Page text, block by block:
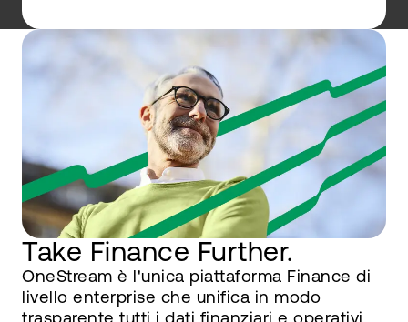
Take Finance Further.
OneStream è l'unica piattaforma Finance di
livello enterprise che unifica in modo
trasparente tutti i dati finanziari e operativi